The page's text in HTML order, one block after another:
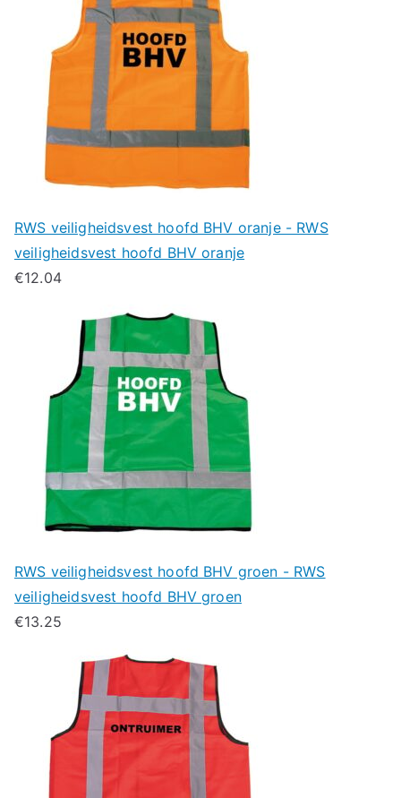
RWS veiligheidsvest hoofd BHV oranje - RWS
veiligheidsvest hoofd BHV oranje
€12.04
RWS veiligheidsvest hoofd BHV groen - RWS
veiligheidsvest hoofd BHV groen
€13.25